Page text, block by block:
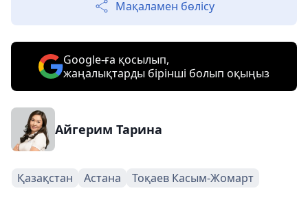
Мақаламен бөлісу
Google-ға қосылып,
жаңалықтарды бірінші болып оқыңыз
Айгерим Тарина
Қазақстан Астана Тоқаев Касым-Жомарт